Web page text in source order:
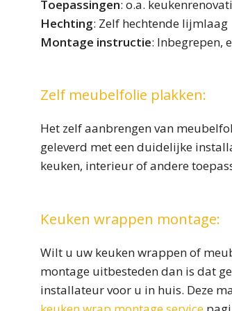
Toepassingen: o.a.
Hechting: Zelf hechtende lijmlaag
Montage instructie: Inbegrepen,
Zelf meubelfolie plakken:
Het zelf aanbrengen van
geleverd met een duidelijke
keuken, interieur of andere
Keuken wrappen montage:
Wilt u uw keuken wrappen of
montage uitbesteden dan is dat
installateur voor u in huis. Deze